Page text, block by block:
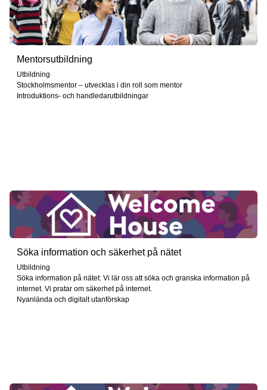
Mentorsutbildning
Utbildning
Stockholmsmentor – utvecklas i din roll som mentor
Introduktions- och handledarutbildningar
Söka information och säkerhet på nätet
Utbildning
Söka information på nätet: Vi lär oss att söka och granska information på
internet. Vi pratar om säkerhet på internet.
Nyanlända och digitalt utanförskap